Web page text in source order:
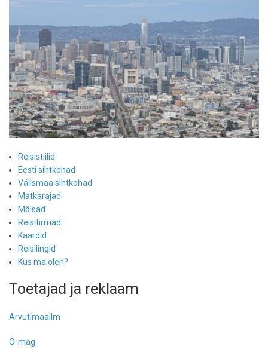
Reisistiilid
Eesti sihtkohad
Välismaa sihtkohad
Matkarajad
Mõisad
Reisifirmad
Kaardid
Reisilingid
Kus ma olen?
Toetajad ja reklaam
Arvutimaailm
O-mag